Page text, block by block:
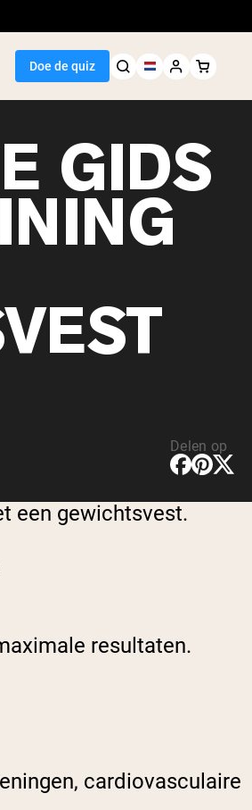
Doe de quiz
GIDS
Delen op
een gewichtsvest.
resultaten.
cardiovasculaire